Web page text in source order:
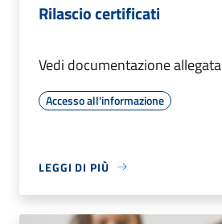
Rilascio certificati
Vedi documentazione allegata
Accesso all'informazione
LEGGI DI PIÙ